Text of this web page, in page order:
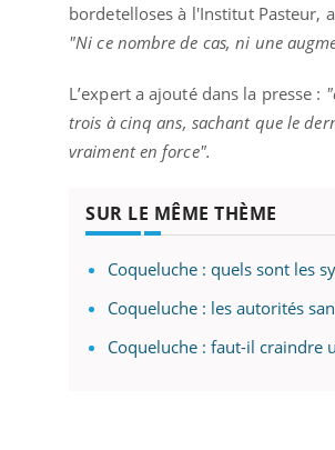
bordetelloses à l'Institut Pasteur,
"Ni ce nombre de cas, ni une
L’expert a ajouté dans la presse :
trois à cinq ans, sachant que le
vraiment en force".
SUR LE MÊME THÈME
Coqueluche : quels sont les
Coqueluche : les autorités
Coqueluche : faut-il craindre